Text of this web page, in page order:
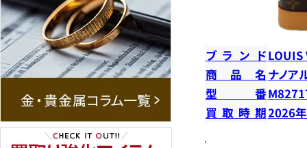
ブランドLOUIS
商品名 ナノア
型番
買取時期2026